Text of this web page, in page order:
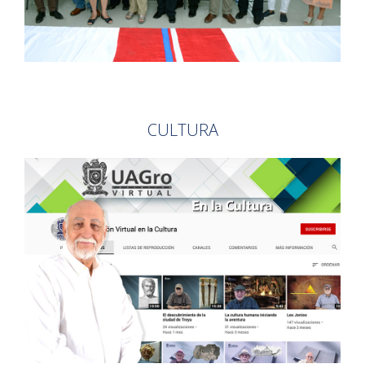
CULTURA